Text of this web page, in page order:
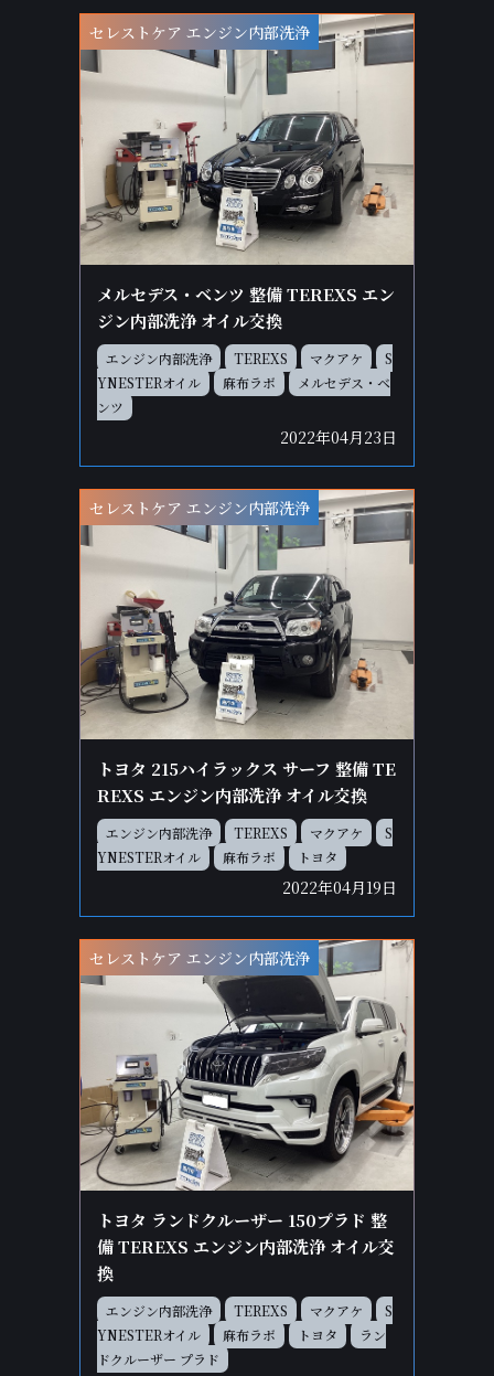
セレストケア エンジン内部洗浄
メルセデス・ベンツ 整備 TEREXS エン
ジン内部洗浄 オイル交換
エンジン内部洗浄 TEREXS マクアケ
S
YNESTERオイル
麻布ラボ
メルセデス・ベ
ンツ
2022年04月23日
セレストケア エンジン内部洗浄
トヨタ 215ハイラックス サーフ 整備 TE
REXS エンジン内部洗浄 オイル交換
エンジン内部洗浄 TEREXS マクアケ
S
YNESTERオイル
麻布ラボ トヨタ
2022年04月19日
セレストケア エンジン内部洗浄
トヨタ ランドクルーザー 150プラド 整
備 TEREXS エンジン内部洗浄 オイル交
換
エンジン内部洗浄 TEREXS マクアケ
S
YNESTERオイル
麻布ラボ トヨタ
ラン
ドクルーザー プラド